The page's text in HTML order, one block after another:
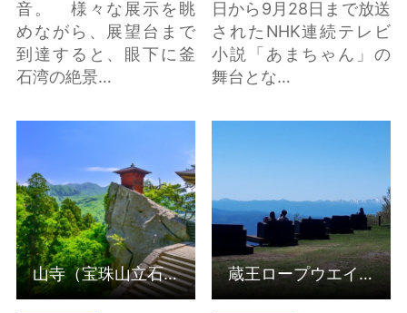
音。 様々な展示を眺
めながら、展望台まで
到達すると、眼下に釜
石湾の絶景…
日から9月28日まで放送
されたNHK連続テレビ
小説「あまちゃん」の
舞台とな…
山寺（宝珠山立石寺） 蔵王ロープウエイ 空中散歩＆蔵王テラス